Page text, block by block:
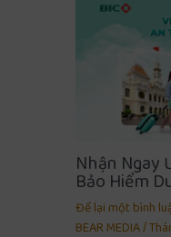
Nhận Ngay
Bảo Hiểm
Để lại một bình
BEAR MEDIA/